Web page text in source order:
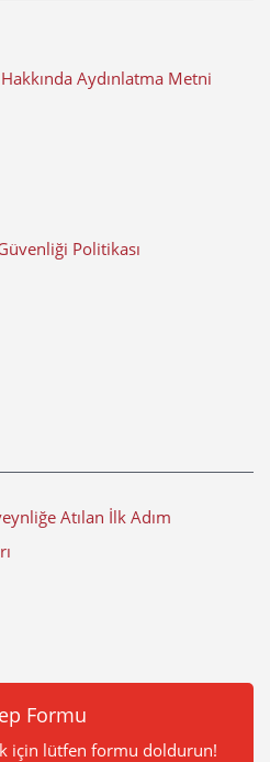
Formu
için lütfen formu doldurun!
Aydınlatma Metni
Politikası
Atılan İlk Adım